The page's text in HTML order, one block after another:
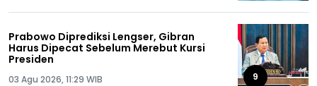
Prabowo Diprediksi Lengser, Gibran
Harus Dipecat Sebelum Merebut Kursi
Presiden
03 Agu 2026, 11:29 WIB 9